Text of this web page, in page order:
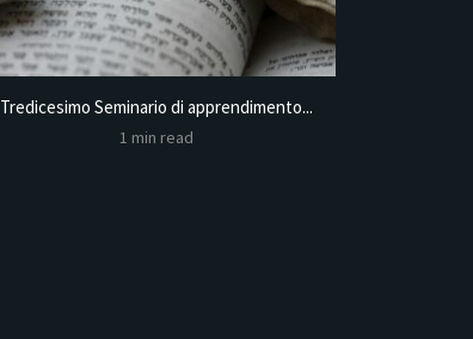
Tredicesimo Seminario di apprendimento...
1 min read